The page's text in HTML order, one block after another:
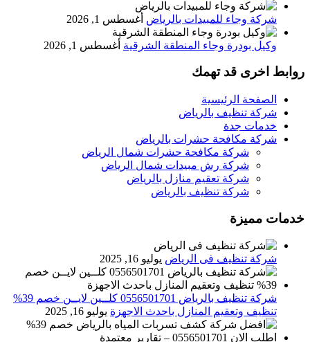
شركة وجاء للمبيدات بالرياض أغسطس 1, 2026
وكيل بودرة وجاء المنطقة الشرقية أغسطس 1, 2026
روابط اخرى قد تهمك
الصفحة الرئيسية
شركة تنظيف بالرياض
خدمات جدة
شركة مكافحة حشرات بالرياض
شركة مكافحة حشرات شمال الرياض
شركة رش مبيدات شمال الرياض
شركة تعقيم منازل بالرياض
شركة تنظيف بالرياض
خدمات مميزة
شركة تنظيف فى الرياض يوليو 16, 2025
شركة تنظيف بالرياض 0556501701 كلــين لايــن خصم 39%
تنظيف وتعقيم المنازل باحدث الاجهزة يوليو 16, 2025